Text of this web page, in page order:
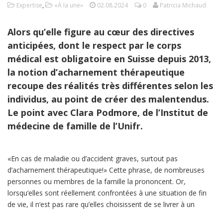
Expertise, «À la une» 02.08.2024 0 Patricia Michaud
Alors qu’elle figure au cœur des directives
anticipées, dont le respect par le corps
médical est obligatoire en Suisse depuis 2013,
la notion d’acharnement thérapeutique
recoupe des réalités très différentes selon les
individus, au point de créer des malentendus.
Le point avec Clara Podmore, de l’Institut de
médecine de famille de l’Unifr.
«En cas de maladie ou d’accident graves, surtout pas
d’acharnement thérapeutique!» Cette phrase, de nombreuses
personnes ou membres de la famille la prononcent. Or,
lorsqu’elles sont réellement confrontées à une situation de fin
de vie, il n’est pas rare qu’elles choisissent de se livrer à un